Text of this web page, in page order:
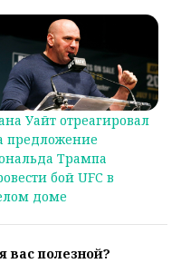
Уайт отреагировал
предложение
Трампа
бой UFC в
доме
вас полезной?